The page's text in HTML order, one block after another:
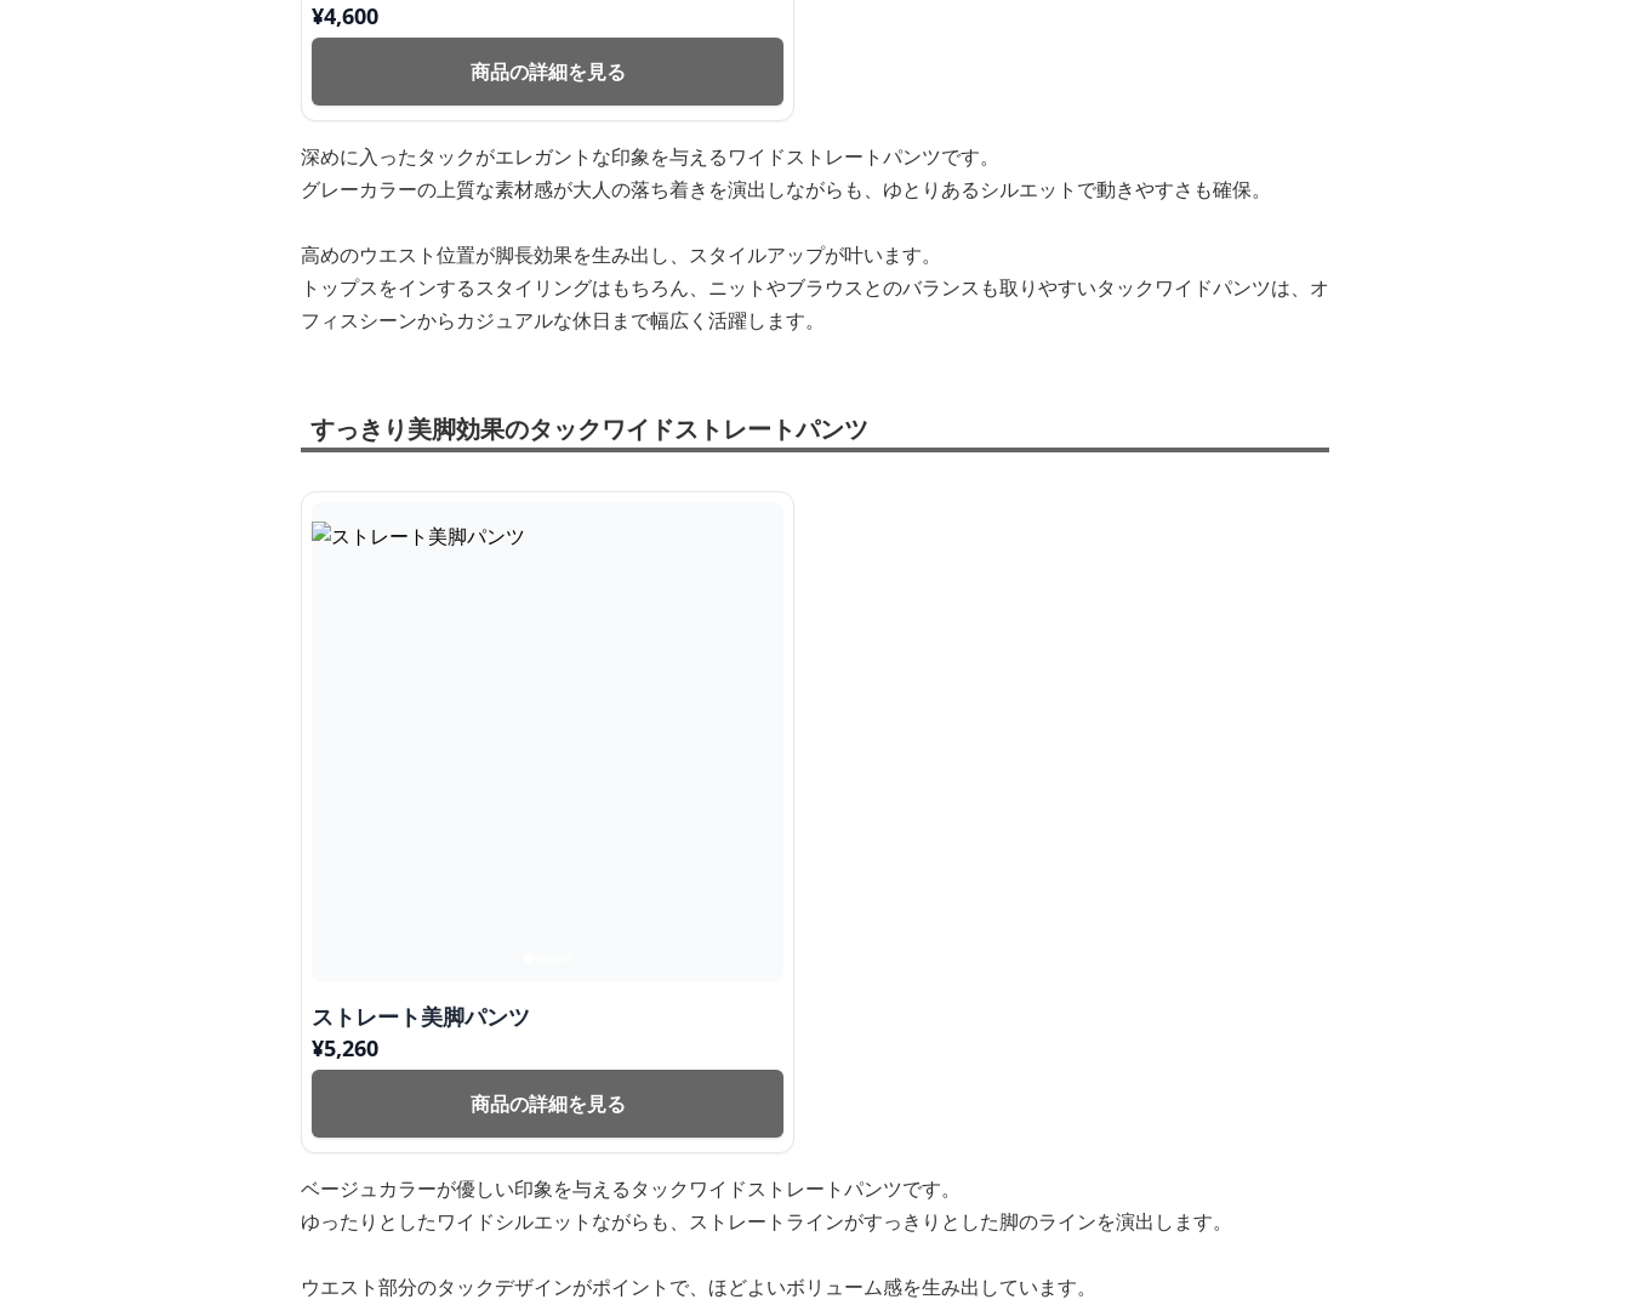
¥4,600
商品の詳細を見る
深めに入ったタックがエレガントな印象を与えるワイドストレートパンツです。
グレーカラーの上質な素材感が大人の落ち着きを演出しながらも、ゆとりあるシルエットで動きやすさも確保。
高めのウエスト位置が脚長効果を生み出し、スタイルアップが叶います。
トップスをインするスタイリングはもちろん、ニットやブラウスとのバランスも取りやすいタックワイドパンツは、オ
フィスシーンからカジュアルな休日まで幅広く活躍します。
すっきり美脚効果のタックワイドストレートパンツ
ストレート美脚パンツ
¥5,260
商品の詳細を見る
ベージュカラーが優しい印象を与えるタックワイドストレートパンツです。
ゆったりとしたワイドシルエットながらも、ストレートラインがすっきりとした脚のラインを演出します。
ウエスト部分のタックデザインがポイントで、ほどよいボリューム感を生み出しています。